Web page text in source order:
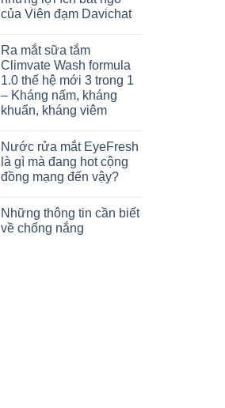
của Viên đạm Davichat
Ra mắt sữa tắm
Climvate Wash formula
1.0 thế hệ mới 3 trong 1
– Kháng nấm, kháng
khuẩn, kháng viêm
Nước rửa mắt EyeFresh
là gì mà đang hot cộng
đồng mạng đến vậy?
Những thông tin cần biết
về chống nắng